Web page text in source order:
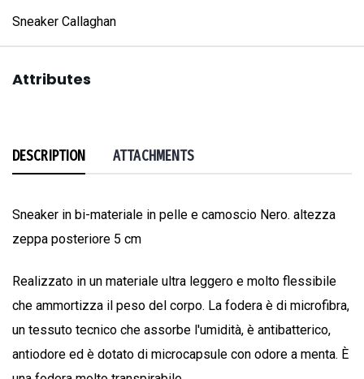
Sneaker Callaghan
Attributes
DESCRIPTION ATTACHMENTS
Sneaker in bi-materiale in pelle e camoscio Nero. altezza
zeppa posteriore 5 cm
Realizzato in un materiale ultra leggero e molto flessibile
che ammortizza il peso del corpo. La fodera è di microfibra,
un tessuto tecnico che assorbe l'umidità, è antibatterico,
antiodore ed è dotato di microcapsule con odore a menta. È